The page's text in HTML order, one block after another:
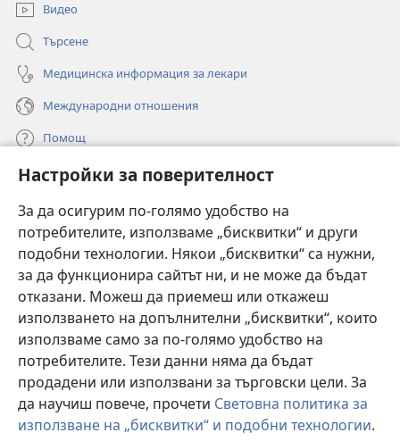
Настройки за поверителност
За да осигурим по-голямо удобство на
потребителите, използваме „бисквитки“ и други
подобни технологии. Някои „бисквитки“ са нужни,
за да функционира сайтът ни, и не може да бъдат
отказани. Можеш да приемеш или откажеш
използването на допълнителни „бисквитки“, които
използваме само за по-голямо удобство на
потребителите. Тези данни няма да бъдат
продадени или използвани за търговски цели. За
да научиш повече, прочети Световна политика за
използване на „бисквитки“ и подобни технологии.
Видео
Търсене
Медицинска информация за лекари
Международни отношения
Помощ
Дарения
нов
прозорец)ОНЛАЙН БИБЛИОТЕКА „Стражева кула“
(отваря
нов
прозорец)
JW Hub
(отваря
нов
прозорец)JW Library
Watchtower Library ®